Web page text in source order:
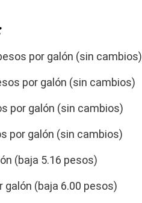
por galón (sin cambios)
por galón (sin cambios)
por galón (sin cambios)
por galón (sin cambios)
(baja 5.16 pesos)
galón (baja 6.00 pesos)